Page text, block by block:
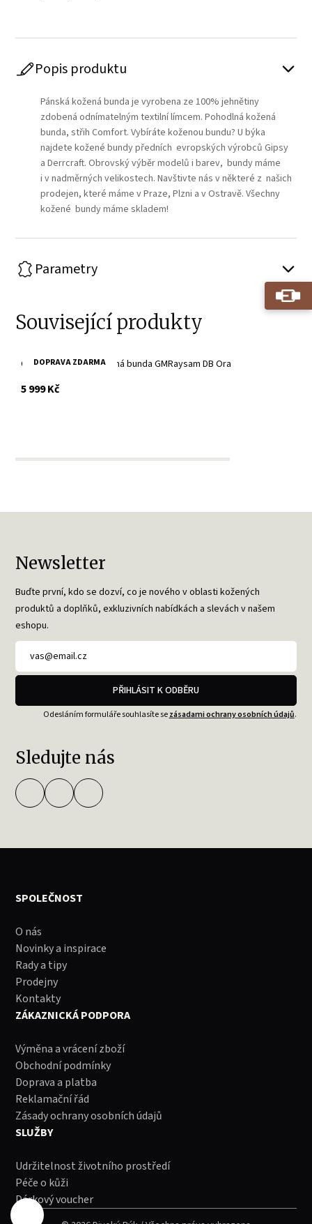
Popis produktu
Pánská kožená bunda je vyrobena ze 100% jehnětiny
zdobená odnímatelným textilní límcem. Pohodlná kožená
bunda, střih Comfort. Vybíráte koženou bundu? U býka
najdete kožené bundy předních evropských výrobců Gipsy
a Derrcraft. Obrovský výběr modelů i barev, bundy máme
i v nadměrných velikostech. Navštivte nás v některé z našich
prodejen, které máme v Praze, Plzni a v Ostravě. Všechny
kožené bundy máme skladem!
Parametry
Související produkty
DOPRAVA ZDARMA
Oranžová pánská kožená bunda GMRaysam DB Ora
5 999 Kčs DPH
Newsletter
Buďte první, kdo se dozví, co je nového v oblasti kožených
produktů a doplňků, exkluzivních nabídkách a slevách v našem
eshopu.
PŘIHLÁSIT K ODBĚRU
Odesláním formuláře souhlasíte sezásadami ochrany osobních údajů.
Sledujte nás
SPOLEČNOST
O nás
Novinky a inspirace
Rady a tipy
Prodejny
Kontakty
ZÁKAZNICKÁ PODPORA
Výměna a vrácení zboží
Obchodní podmínky
Doprava a platba
Reklamační řád
Zásady ochrany osobních údajů
SLUŽBY
Udržitelnost životního prostředí
Péče o kůži
Dárkový voucher